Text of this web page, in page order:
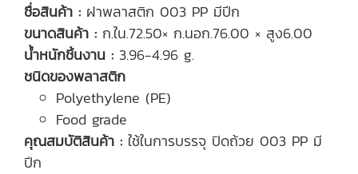
ชื่อสินค้า : ฝาพลาสติก 003 PP มีปีก
ขนาดสินค้า : ก.ใน.72.50× ก.นอก.76.00 × สูง6.00
น้ำหนักชิ้นงาน : 3.96-4.96 g.
ชนิดของพลาสติก
Polyethylene (PE)
Food grade
คุณสมบัติสินค้า : ใช้ในการบรรจุ ปิดถ้วย 003 PP มี
ปีก